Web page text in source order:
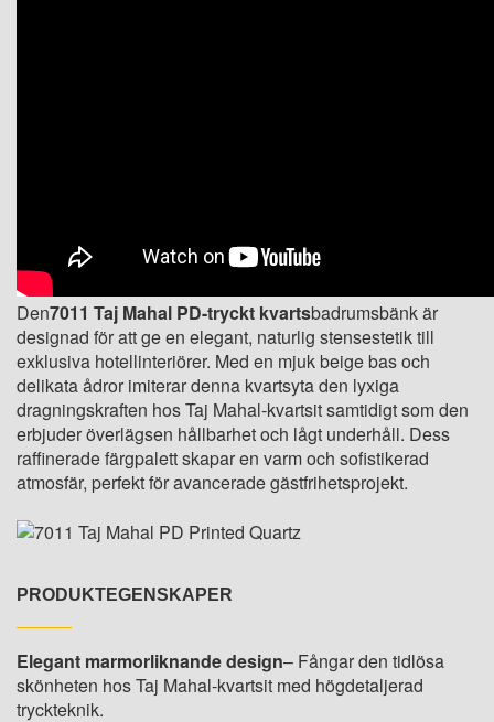
Den7011 Taj Mahal PD-tryckt kvartsbadrumsbänk är
designad för att ge en elegant, naturlig stensestetik till
exklusiva hotellinteriörer. Med en mjuk beige bas och
delikata ådror imiterar denna kvartsyta den lyxiga
dragningskraften hos Taj Mahal-kvartsit samtidigt som den
erbjuder överlägsen hållbarhet och lågt underhåll. Dess
raffinerade färgpalett skapar en varm och sofistikerad
atmosfär, perfekt för avancerade gästfrihetsprojekt.
PRODUKTEGENSKAPER
Elegant marmorliknande design– Fångar den tidlösa
skönheten hos Taj Mahal-kvartsit med högdetaljerad
tryckteknik.